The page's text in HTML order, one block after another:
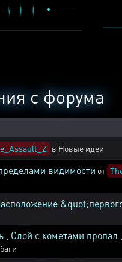
с форума
в Новые идеи
видимости от
Слой с кометами пропал